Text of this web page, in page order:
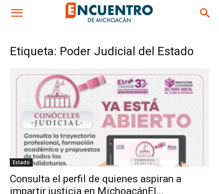
Etiqueta: Poder Judicial del Estado
Estado
Consulta el perfil de quienes aspiran a
impartir justicia en MichoacánEl...